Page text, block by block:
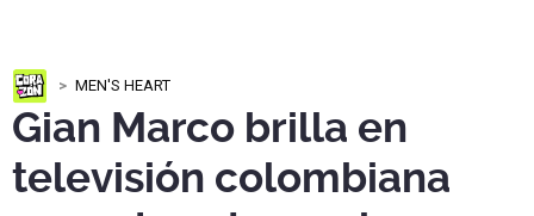
MEN'S HEART
Gian Marco brilla en
televisión colombiana